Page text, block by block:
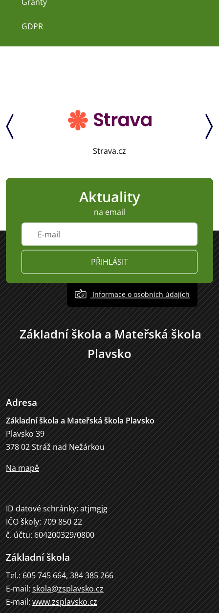
GDPR
Strava.cz
Aktuality
na email
PŘIHLÁSIT
Informace o osobních údajích
Základní škola a Mateřská škola
Plavsko
Adresa
Základní škola a Mateřská škola Plavsko
Plavsko 39
378 02 Stráž nad Nežárkou
Na mapě
ID datové schránky: atjmgjg
IČO školy: 709 850 22
č. účtu: 604200329/0800
Základní škola
Tel.: 605 745 664, 384 385 266
E-mail: skola@zsplavsko.cz
E-mail: www.zsplavsko.cz